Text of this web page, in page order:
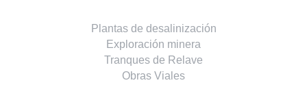
Plantas de desalinización
Exploración minera
Tranques de Relave
Obras Viales